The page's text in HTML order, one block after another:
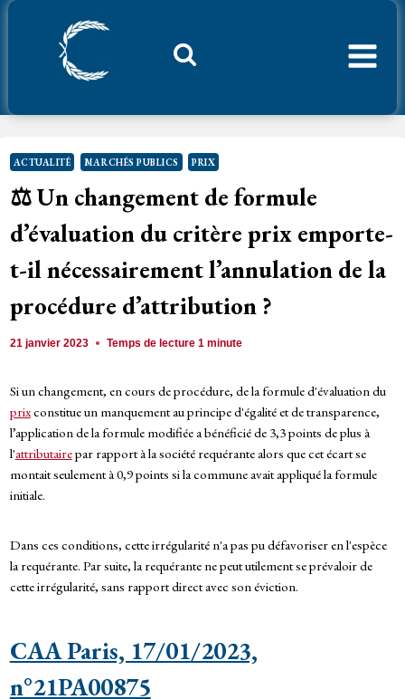
Aller
ACTUALITÉ MARCHÉS PUBLICS PRIX
⚖️ Un changement de formule
d’évaluation du critère prix emporte-
t-il nécessairement l’annulation de la
procédure d’attribution ?
21 janvier 2023 Temps de lecture1 minute
Si un changement, en cours de procédure, de la formule d'évaluation du
prixconstitue un manquement au principe d'égalité et de transparence,
l’application de la formule modifiée a bénéficié de 3,3 points de plus à
l'attributairepar rapport à la société requérante alors que cet écart se
montait seulement à 0,9 points si la commune avait appliqué la formule
initiale.
Dans ces conditions, cette irrégularité n'a pas pu défavoriser en l'espèce
la requérante. Par suite, la requérante ne peut utilement se prévaloir de
cette irrégularité, sans rapport direct avec son éviction.
CAA Paris, 17/01/2023,
n°21PA00875